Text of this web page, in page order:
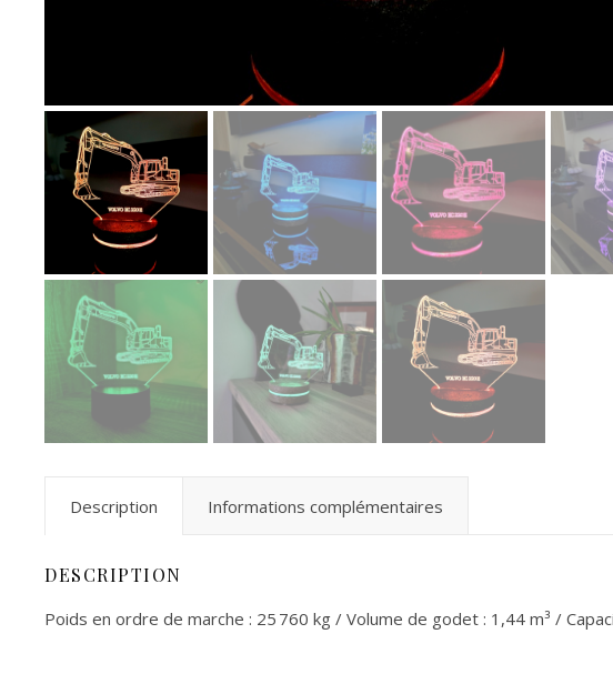
Description Informations complémentaires
DESCRIPTION
Poids en ordre de marche : 25 760 kg / Volume de godet : 1,44 m³ /